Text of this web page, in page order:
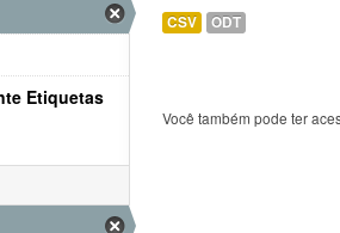
CSV ODT
Você também pode ter
Etiquetas